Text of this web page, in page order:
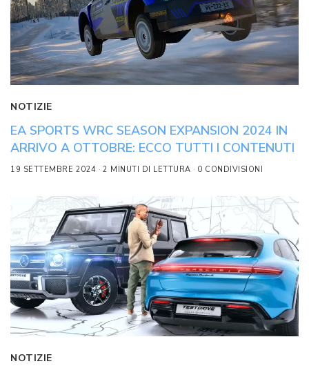
NOTIZIE
EA SPORTS WRC SEASON EXPANSION 2024 IN
ARRIVO A OTTOBRE: ECCO TUTTI I CONTENUTI
19 SETTEMBRE 2024 2 MINUTI DI LETTURA 0 CONDIVISIONI
NOTIZIE